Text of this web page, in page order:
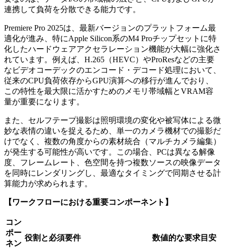
連携して負荷を分散できる能力です。
Premiere Pro 2025は、最新バージョンのプラットフォーム最
適化が進み、特にApple Silicon系のM4 Proチップセットに特
化したハードウェアアクセラレーション機能が大幅に強化さ
れています。例えば、H.265（HEVC）やProResなどの主要
なビデオコーデックのエンコード・デコード処理において、
従来のCPU負荷依存からGPU演算への移行が進んでおり、
この特性を最大限に活かすためのメモリ帯域幅とVRAM容
量が重要になります。
また、セルフテープ撮影は照明環境の変化や被写体による微
妙な表情の違いを捉えるため、単一のカメラ機材での撮影だ
けでなく、複数の角度からの素材統合（マルチカメラ編集）
が発生する可能性が高いです。この場合、PCは異なる解像
度、フレームレート、色空間を持つ複数ソースの映像データ
を同時にレンダリングし、最適なタイミングで同期させる計
算能力が求められます。
【ワークフローにおける重要コンポーネント】
コン
ポー
ネン
役割と必須要件 数値的な要求目安